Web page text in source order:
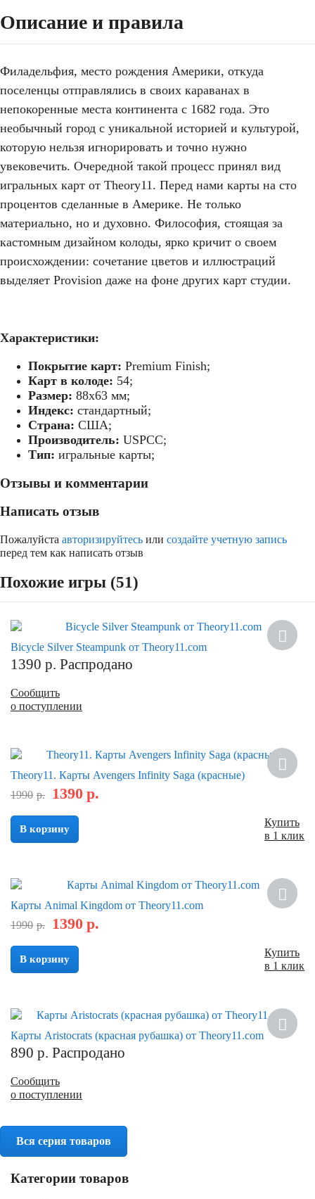
Описание и правила
Филадельфия, место рождения Америки, откуда
поселенцы отправлялись в своих караванах в
непокоренные места континента с 1682 года. Это
необычный город с уникальной историей и культурой,
которую нельзя игнорировать и точно нужно
увековечить. Очередной такой процесс принял вид
игральных карт от Theory11. Перед нами карты на сто
процентов сделанные в Америке. Не только
материально, но и духовно. Философия, стоящая за
кастомным дизайном колоды, ярко кричит о своем
происхождении: сочетание цветов и иллюстраций
выделяет Provision даже на фоне других карт студии.
Характеристики:
Покрытие карт: Premium Finish;
Карт в колоде: 54;
Размер: 88х63 мм;
Индекс: стандартный;
Страна: США;
Производитель: USPCC;
Тип: игральные карты;
Отзывы и комментарии
Написать отзыв
Пожалуйста авторизируйтесь или создайте учетную запись
перед тем как написать отзыв
Похожие игры (51)
Bicycle Silver Steampunk от Theory11.com
1390 р. Распродано
Сообщить
о поступлении
Theory11. Карты Avengers Infinity Saga (красные)
1990 р. 1390 р.
В корзину
Купить
в 1 клик
Карты Animal Kingdom от Theory11.com
1990 р. 1390 р.
В корзину
Купить
в 1 клик
Карты Aristocrats (красная рубашка) от Theory11.com
890 р. Распродано
Сообщить
о поступлении
Вся серия товаров
Категории товаров